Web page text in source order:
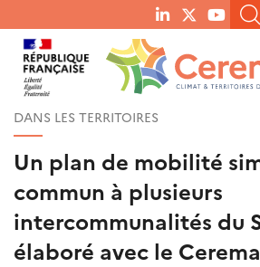
menu
social
links
RECHERCHER UN MOT-CLÉ, UNE PUBLICATION, ETC.
QUE RECHERCHEZ-VOUS ?
DANS LES TERRITOIRES
Un plan de mobilité
commun à plusieurs
intercommunalités du
élaboré avec le Cerema